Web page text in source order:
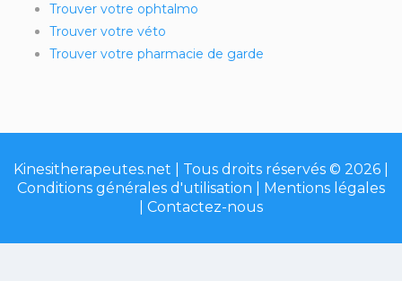
Trouver votre ophtalmo
Trouver votre véto
Trouver votre pharmacie de garde
Kinesitherapeutes.net | Tous droits réservés © 2026 |
Conditions générales d'utilisation
Mentions légales
Contactez-nous